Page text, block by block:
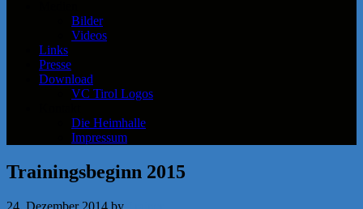
Bilder
Videos
Links
Presse
Download
VC Tirol Logos
Die Heimhalle
Impressum
Trainingsbeginn 2015
24. Dezember 2014 by